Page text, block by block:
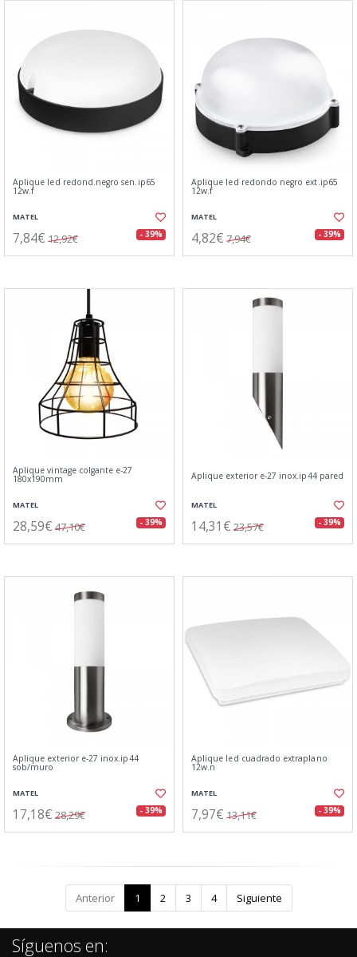
Aplique led redond.negro sen.ip65
12w.f
MATEL
7,84€ 12,92€ - 39%
Aplique led redondo negro ext.ip65
12w.f
MATEL
4,82€ 7,94€ - 39%
Aplique vintage colgante e-27
180x190mm
MATEL
28,59€ 47,10€ - 39%
Aplique exterior e-27 inox.ip44 pared
MATEL
14,31€ 23,57€ - 39%
Aplique exterior e-27 inox.ip44
sob/muro
MATEL
17,18€ 28,29€ - 39%
Aplique led cuadrado extraplano
12w.n
MATEL
7,97€ 13,11€ - 39%
Anterior 1 2 3 4 Siguiente
Síguenos en: